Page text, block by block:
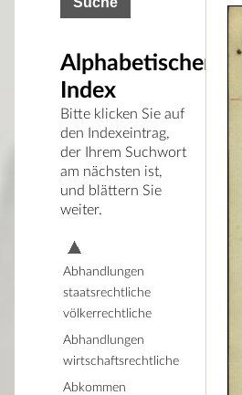
Alphabetischer
Index
Bitte klicken Sie auf
den Indexeintrag,
der Ihrem Suchwort
am nächsten ist,
und blättern Sie
weiter.
Abhandlungen
staatsrechtliche
völkerrechtliche
Abhandlungen
wirtschaftsrechtliche
Abkommen